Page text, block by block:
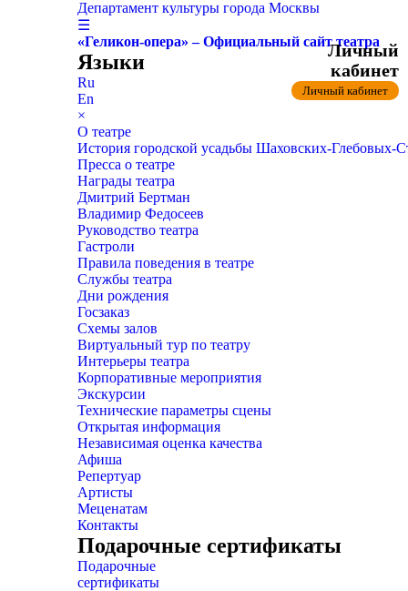
Департамент культуры города Москвы
☰
«Геликон-опера» – Официальный сайт театра
Языки
Ru
En
×
О театре
История городской усадьбы Шаховских-
Пресса о театре
Награды театра
Дмитрий Бертман
Владимир Федосеев
Руководство театра
Гастроли
Правила поведения в театре
Службы театра
Дни рождения
Госзаказ
Схемы залов
Виртуальный тур по театру
Интерьеры театра
Корпоративные мероприятия
Экскурсии
Технические параметры сцены
Открытая информация
Независимая оценка качества
Афиша
Репертуар
Артисты
Меценатам
Контакты
Подарочные сертификаты
Подарочные
сертификаты
Личный
кабинет
Личный кабинет